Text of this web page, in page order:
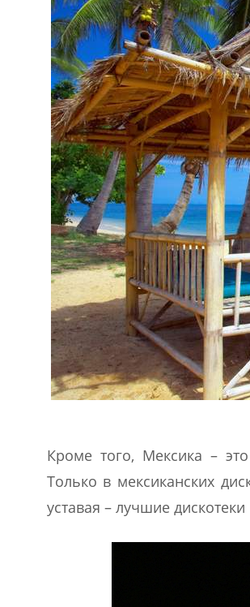
Кроме того, Мексика –
Только в мексиканских
уставая – лучшие